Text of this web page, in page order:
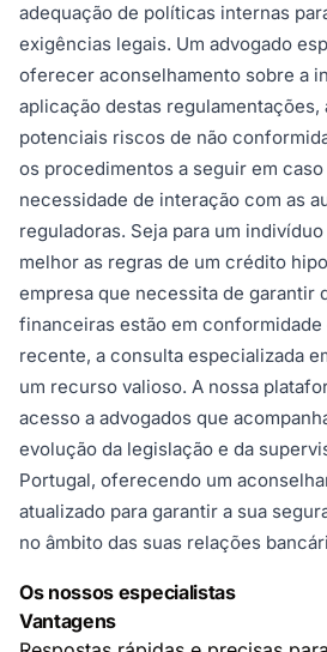
adequação de políticas internas
exigências legais. Um advogado
oferecer aconselhamento sobre a
aplicação destas
potenciais riscos de não
os procedimentos a seguir em
necessidade de interação com as
reguladoras. Seja para um
melhor as regras de um crédito
empresa que necessita de garantir
financeiras estão em
recente, a consulta especializada
um recurso valioso. A nossa
acesso a advogados que
evolução da legislação e da
Portugal, oferecendo um
atualizado para garantir a sua
no âmbito das suas relações
Os nossos especialistas
Vantagens